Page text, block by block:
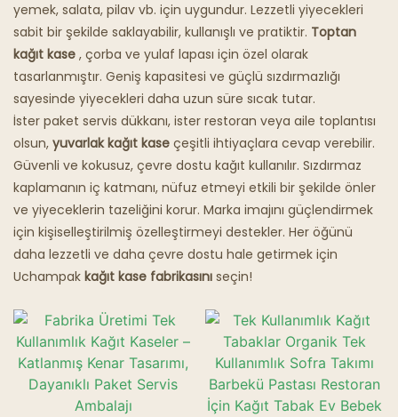
Fırın
Yağlı Kaşık
Hayalet Restoranlar
yemek, salata, pilav vb. için uygundur. Lezzetli yiyecekleri
sabit bir şekilde saklayabilir, kullanışlı ve pratiktir. Toptan
kağıt kase , çorba ve yulaf lapası için özel olarak
tasarlanmıştır. Geniş kapasitesi ve güçlü sızdırmazlığı
sayesinde yiyecekleri daha uzun süre sıcak tutar.
İster paket servis dükkanı, ister restoran veya aile toplantısı
olsun, yuvarlak kağıt kase çeşitli ihtiyaçlara cevap verebilir.
Güvenli ve kokusuz, çevre dostu kağıt kullanılır. Sızdırmaz
kaplamanın iç katmanı, nüfuz etmeyi etkili bir şekilde önler
ve yiyeceklerin tazeliğini korur. Marka imajını güçlendirmek
için kişiselleştirilmiş özelleştirmeyi destekler. Her öğünü
daha lezzetli ve daha çevre dostu hale getirmek için
Uchampak kağıt kase fabrikasını seçin!